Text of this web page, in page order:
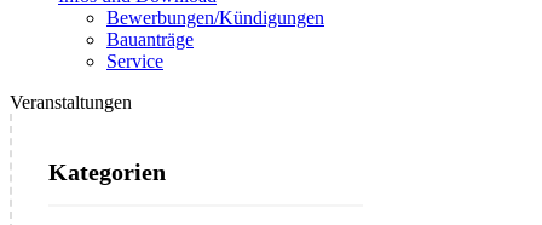
Bewerbungen/Kündigungen
Bauanträge
Service
Veranstaltungen
Kategorien